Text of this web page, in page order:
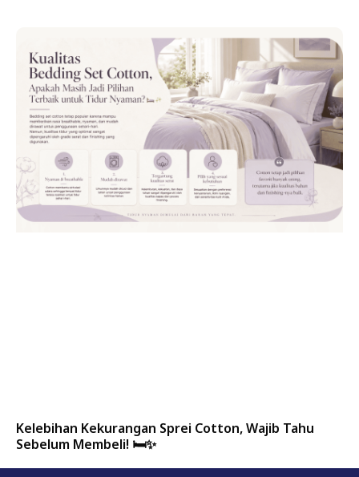
Kelebihan Kekurangan Sprei Cotton, Wajib Tahu
Sebelum Membeli! 🛏️✨